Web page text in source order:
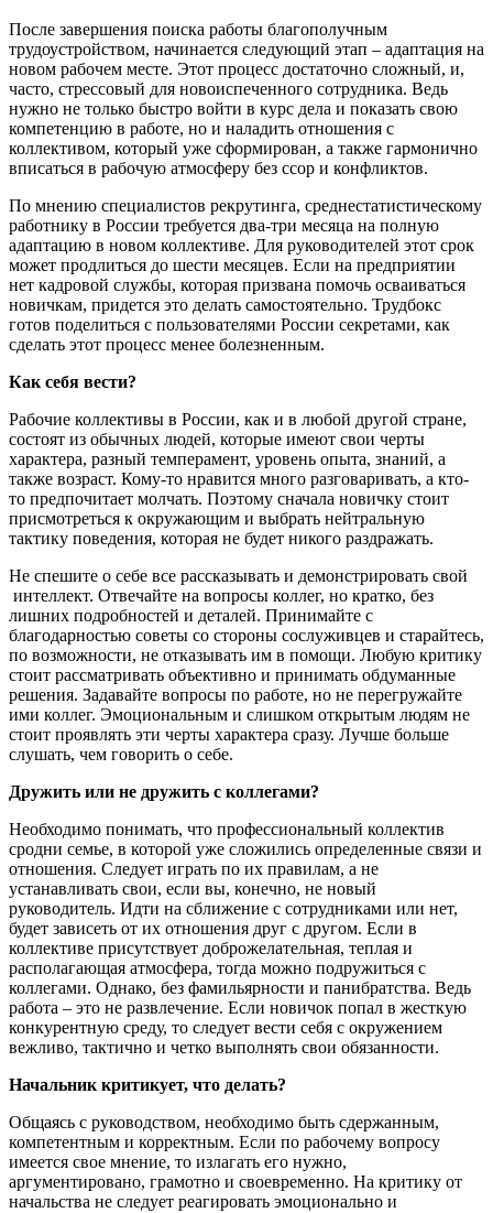
После завершения поиска работы благополучным
трудоустройством, начинается следующий этап – адаптация на
новом рабочем месте. Этот процесс достаточно сложный, и,
часто, стрессовый для новоиспеченного сотрудника. Ведь
нужно не только быстро войти в курс дела и показать свою
компетенцию в работе, но и наладить отношения с
коллективом, который уже сформирован, а также гармонично
вписаться в рабочую атмосферу без ссор и конфликтов.
По мнению специалистов рекрутинга, среднестатистическому
работнику в России требуется два-три месяца на полную
адаптацию в новом коллективе. Для руководителей этот срок
может продлиться до шести месяцев. Если на предприятии
нет кадровой службы, которая призвана помочь осваиваться
новичкам, придется это делать самостоятельно. Трудбокс
готов поделиться с пользователями России секретами, как
сделать этот процесс менее болезненным.
Как себя вести?
Рабочие коллективы в России, как и в любой другой стране,
состоят из обычных людей, которые имеют свои черты
характера, разный темперамент, уровень опыта, знаний, а
также возраст. Кому-то нравится много разговаривать, а кто-
то предпочитает молчать. Поэтому сначала новичку стоит
присмотреться к окружающим и выбрать нейтральную
тактику поведения, которая не будет никого раздражать.
Не спешите о себе все рассказывать и демонстрировать свой
интеллект. Отвечайте на вопросы коллег, но кратко, без
лишних подробностей и деталей. Принимайте с
благодарностью советы со стороны сослуживцев и старайтесь,
по возможности, не отказывать им в помощи. Любую критику
стоит рассматривать объективно и принимать обдуманные
решения. Задавайте вопросы по работе, но не перегружайте
ими коллег. Эмоциональным и слишком открытым людям не
стоит проявлять эти черты характера сразу. Лучше больше
слушать, чем говорить о себе.
Дружить или не дружить с коллегами?
Необходимо понимать, что профессиональный коллектив
сродни семье, в которой уже сложились определенные связи и
отношения. Следует играть по их правилам, а не
устанавливать свои, если вы, конечно, не новый
руководитель. Идти на сближение с сотрудниками или нет,
будет зависеть от их отношения друг с другом. Если в
коллективе присутствует доброжелательная, теплая и
располагающая атмосфера, тогда можно подружиться с
коллегами. Однако, без фамильярности и панибратства. Ведь
работа – это не развлечение. Если новичок попал в жесткую
конкурентную среду, то следует вести себя с окружением
вежливо, тактично и четко выполнять свои обязанности.
Начальник критикует, что делать?
Общаясь с руководством, необходимо быть сдержанным,
компетентным и корректным. Если по рабочему вопросу
имеется свое мнение, то излагать его нужно,
аргументировано, грамотно и своевременно. На критику от
начальства не следует реагировать эмоционально и